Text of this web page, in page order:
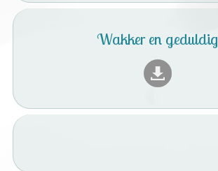
Wakker en geduldig